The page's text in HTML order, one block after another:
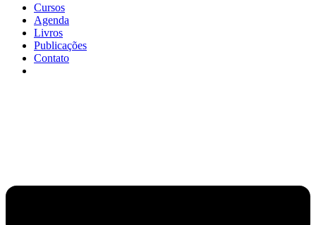
Cursos
Agenda
Livros
Publicações
Contato